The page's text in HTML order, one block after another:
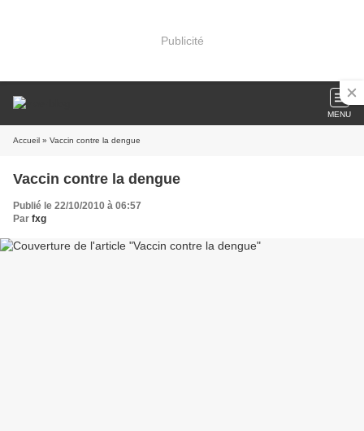
Publicité
MENU
Accueil » Vaccin contre la dengue
Vaccin contre la dengue
Publié le 22/10/2010 à 06:57
Par fxg